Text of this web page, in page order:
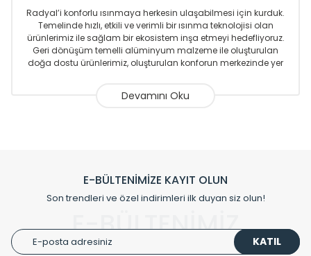
Radyal’i konforlu ısınmaya herkesin ulaşabilmesi için kurduk.
Temelinde hızlı, etkili ve verimli bir ısınma teknolojisi olan
ürünlerimiz ile sağlam bir ekosistem inşa etmeyi hedefliyoruz.
Geri dönüşüm temelli alüminyum malzeme ile oluşturulan
doğa dostu ürünlerimiz, oluşturulan konforun merkezinde yer
Sizlere sunmakta olduğumuz Alüminyum Radyatör ve
gurur duymaktadır. Avrupa’ya yapmakta olduğu ihracat ile
de ürünlerinde sadece tasarımın ön planda olmadığını aynı
zamanda kalite olarak ta en üst seviyede olduğunu
Çevreci ve yeşil enerji yaklaşımlarıyla ve sıfır karbon ayak izi
E-BÜLTENİMİZE KAYIT OLUN
Son trendleri ve özel indirimleri ilk duyan siz olun!
E-BÜLTENİMİZ KATIL